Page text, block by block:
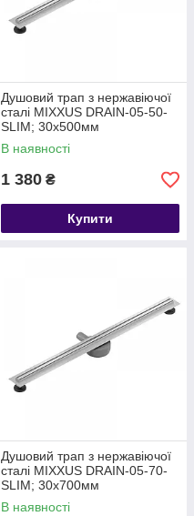
Душовий трап з нержавіючої
сталі MIXXUS DRAIN-05-50-
SLIM; 30x500мм
В наявності
1 380 ₴
Купити
Душовий трап з нержавіючої
сталі MIXXUS DRAIN-05-70-
SLIM; 30x700мм
В наявності